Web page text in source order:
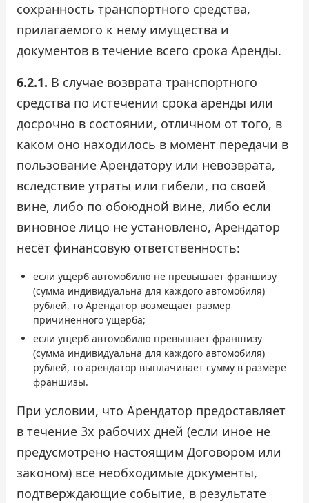
сохранность транспортного средства,
прилагаемого к нему имущества и
документов в течение всего срока Аренды.
6.2.1. В случае возврата транспортного
средства по истечении срока аренды или
досрочно в состоянии, отличном от того, в
каком оно находилось в момент передачи в
пользование Арендатору или невозврата,
вследствие утраты или гибели, по своей
вине, либо по обоюдной вине, либо если
виновное лицо не установлено, Арендатор
несёт финансовую ответственность:
если ущерб автомобилю не превышает франшизу
(сумма индивидуальна для каждого автомобиля)
рублей, то Арендатор возмещает размер
причиненного ущерба;
если ущерб автомобилю превышает франшизу
(сумма индивидуальна для каждого автомобиля)
рублей, то арендатор выплачивает сумму в размере
франшизы.
При условии, что Арендатор предоставляет
в течение 3х рабочих дней (если иное не
предусмотрено настоящим Договором или
законом) все необходимые документы,
подтверждающие событие, в результате